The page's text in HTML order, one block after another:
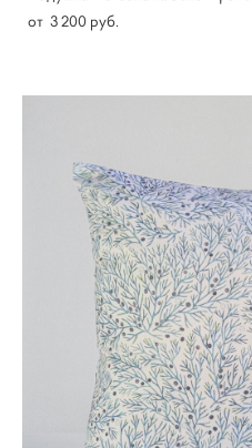
от 3 200 pуб.